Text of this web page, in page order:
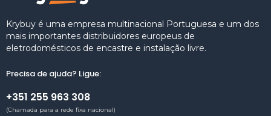
Krybuy é uma empresa multinacional Portuguesa e um dos
mais importantes distribuidores europeus de
eletrodomésticos de encastre e instalação livre.
Precisa de ajuda? Ligue:
+351 255 963 308
(Chamada para a rede fixa nacional)